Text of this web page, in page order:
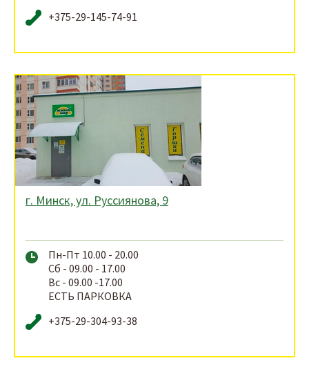
+375-29-145-74-91
г. Минск, ул. Руссиянова, 9
Пн-Пт 10.00 - 20.00
Сб - 09.00 - 17.00
Вс - 09.00 -17.00
ЕСТЬ ПАРКОВКА
+375-29-304-93-38